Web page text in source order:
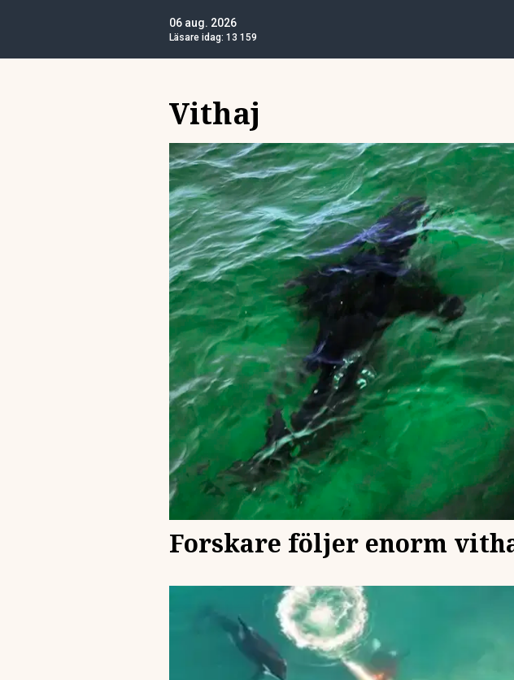
06 aug. 2026
Läsare idag: 13 159
Vithaj
Forskare följer enorm